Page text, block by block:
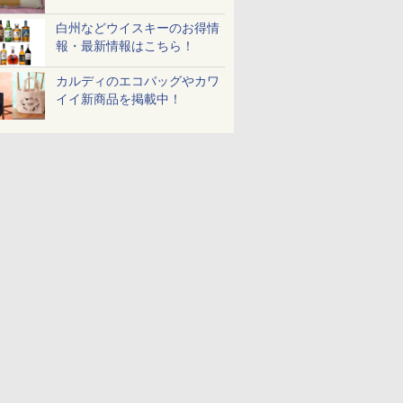
白州などウイスキーのお得情
報・最新情報はこちら！
カルディのエコバッグやカワ
イイ新商品を掲載中！